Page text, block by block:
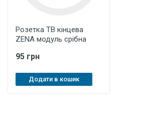
Розетка ТВ кінцева
ZENA модуль срібна
95 грн
Додати в кошик